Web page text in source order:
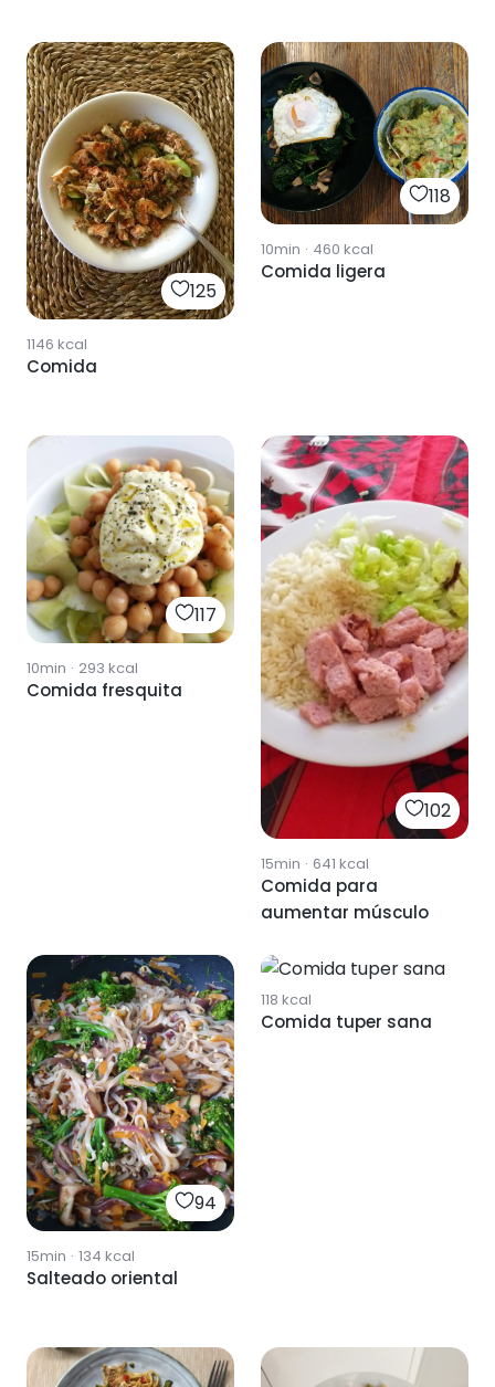
125
1146 kcal
Comida
118
10min · 460 kcal
Comida ligera
117
10min · 293 kcal
Comida fresquita
102
15min · 641 kcal
Comida para
aumentar músculo
94
15min · 134 kcal
Salteado oriental
118 kcal
Comida tuper sana